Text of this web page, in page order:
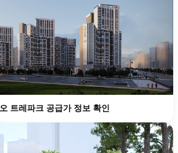
트레파크 공급가 정보 확인